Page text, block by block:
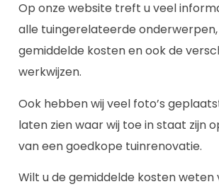
Op onze website treft u veel
alle tuingerelateerde
gemiddelde kosten en ook de
werkwijzen.
Ook hebben wij veel foto’s
laten zien waar wij toe in staat zijn
van een goedkope tuinrenovatie.
Wilt u de gemiddelde kosten weten